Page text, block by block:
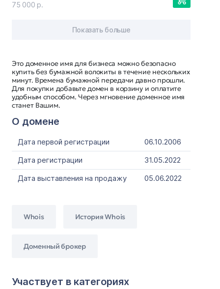
Это доменное имя для бизнеса можно безопасно
купить без бумажной волокиты в течение нескольких
минут. Времена бумажной передачи давно прошли.
Для покупки добавьте домен в корзину и оплатите
удобным способом. Через мгновение доменное имя
станет Вашим.
О домене
Дата первой регистрации
06.10.2006
Дата регистрации
31.05.2022
Дата выставления на продажу
05.06.2022
Whois История Whois
Доменный брокер
Участвует в категориях
75 000 р.
Показать больше